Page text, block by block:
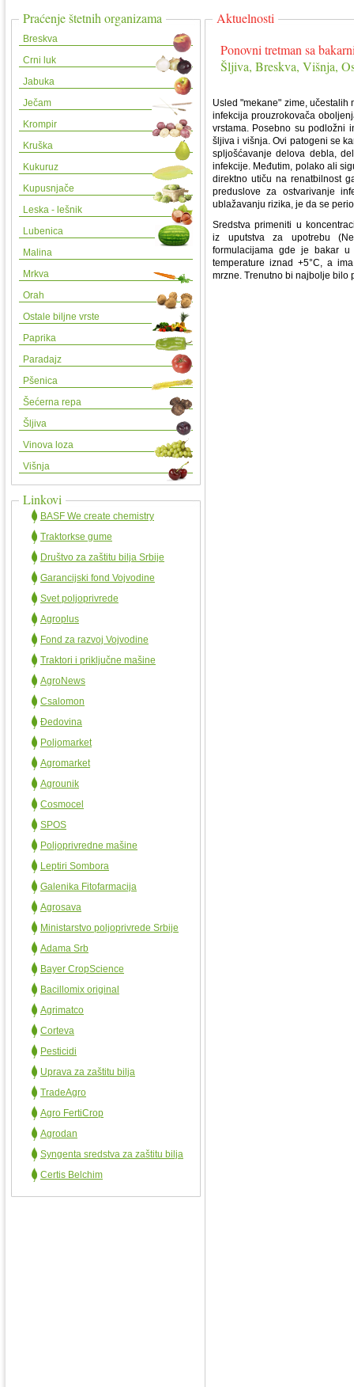
Praćenje štetnih organizama
Breskva
Crni luk
Jabuka
Ječam
Krompir
Kruška
Kukuruz
Kupusnjače
Leska - lešnik
Lubenica
Malina
Mrkva
Orah
Ostale biljne vrste
Paprika
Paradajz
Pšenica
Šećerna repa
Šljiva
Vinova loza
Višnja
Linkovi
BASF We create chemistry
Traktorkse gume
Društvo za zaštitu bilja Srbije
Garancijski fond Vojvodine
Svet poljoprivrede
Agroplus
Fond za razvoj Vojvodine
Traktori i priključne mašine
AgroNews
Csalomon
Đedovina
Poljomarket
Agromarket
Agrounik
Cosmocel
SPOS
Poljoprivredne mašine
Leptiri Sombora
Galenika Fitofarmacija
Agrosava
Ministarstvo poljoprivrede Srbije
Adama Srb
Bayer CropScience
Bacillomix original
Agrimatco
Corteva
Pesticidi
Uprava za zaštitu bilja
TradeAgro
Agro FertiCrop
Agrodan
Syngenta sredstva za zaštitu bilja
Certis Belchim
Aktuelnosti
Ponovni tretman sa
Šljiva, Breskva, Višnja,
Usled "mekane" zime,
infekcija prouzrokovača
vrstama. Posebno su podložni
šljiva i višnja. Ovi patogeni se
spljošćavanje delova debla,
infekcije. Međutim, polako ali
direktno utiču na renatbilnost
preduslove za ostvarivanje
ublažavanju rizika, je da se
Sredstva primeniti u
iz uputstva za upotrebu
formulacijama gde je bakar
temperature iznad +5°C, a
mrzne. Trenutno bi najbolje bilo